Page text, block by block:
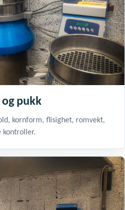
og pukk
kornform, flisighet, romvekt,
kontroller.